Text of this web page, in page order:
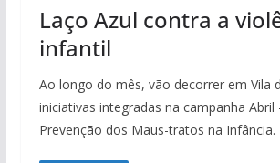
Laço Azul contra a
infantil
Ao longo do mês, vão decorrer em Vila
iniciativas integradas na campanha Abril
Prevenção dos Maus-tratos na Infância.